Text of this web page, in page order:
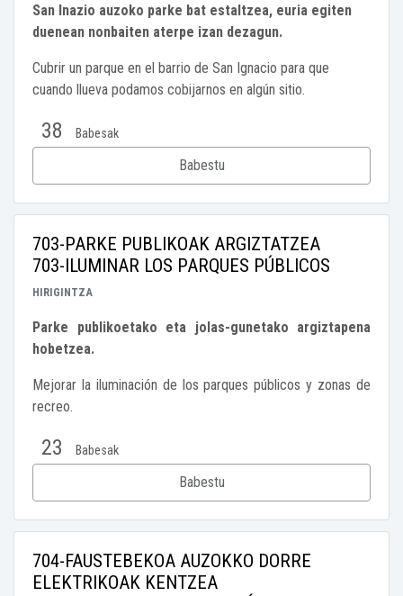
San Inazio auzoko parke bat estaltzea, euria egiten
duenean nonbaiten aterpe izan dezagun.
Cubrir un parque en el barrio de San Ignacio para que
cuando llueva podamos cobijarnos en algún sitio.
38 Babesak
Babestu
703-PARKE PUBLIKOAK ARGIZTATZEA
703-ILUMINAR LOS PARQUES PÚBLICOS
HIRIGINTZA
Parke publikoetako eta jolas-gunetako argiztapena
hobetzea.
Mejorar la iluminación de los parques públicos y zonas de
recreo.
23 Babesak
Babestu
704-FAUSTEBEKOA AUZOKKO DORRE
ELEKTRIKOAK KENTZEA